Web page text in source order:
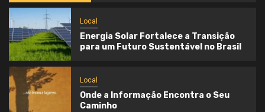
Local
Energia Solar Fortalece a Transição
para um Futuro Sustentável no Brasil
Local
Onde a Informação Encontra o Seu
Caminho